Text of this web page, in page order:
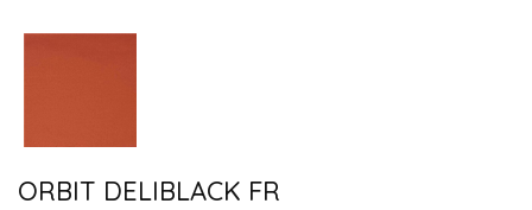
ORBIT DELIBLACK FR